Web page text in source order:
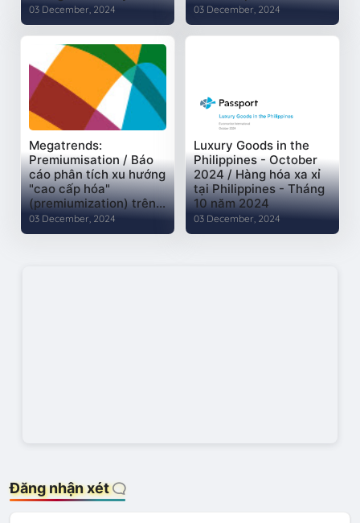
/ Xu hướng lớn: Sự tiện
lợi – Tác động đến các
danh mục hàng hóa và
dịch vụ tiêu dùng -
Tháng 7 năm 2024
03 December, 2024
hướng "Chăm sóc sức
khỏe" (Wellness) trên
toàn cầu
03 December, 2024
Megatrends:
Premiumisation / Báo
cáo phân tích xu hướng
"cao cấp hóa"
(premiumization) trên
toàn cầu
03 December, 2024
Luxury Goods in the
Philippines - October
2024 / Hàng hóa xa xỉ
tại Philippines - Tháng
10 năm 2024
03 December, 2024
Đăng nhận xét